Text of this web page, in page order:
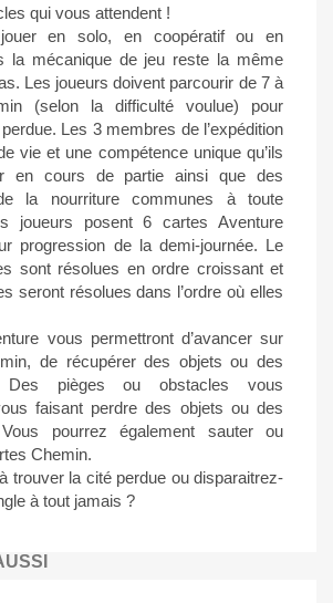
qui vous attendent !
en solo, en coopératif ou en
la mécanique de jeu reste la même
Les joueurs doivent parcourir de 7 à
(selon la difficulté voulue) pour
Les 3 membres de l’expédition
vie et une compétence unique qu’ils
en cours de partie ainsi que des
la nourriture communes à toute
joueurs posent 6 cartes Aventure
progression de la demi-journée. Le
sont résolues en ordre croissant et
seront résolues dans l’ordre où elles
vous permettront d’avancer sur
de récupérer des objets ou des
Des pièges ou obstacles vous
faisant perdre des objets ou des
pourrez également sauter ou
Chemin.
trouver la cité perdue ou disparaitrez-
à tout jamais ?